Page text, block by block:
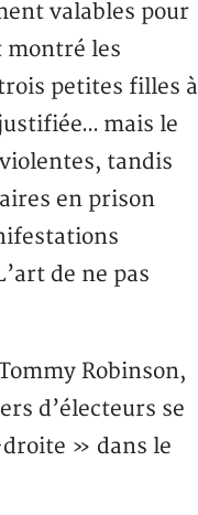
valables pour
montré les
petites filles à
mais le
tandis
en prison
de ne pas
Robinson,
d’électeurs se
» dans le